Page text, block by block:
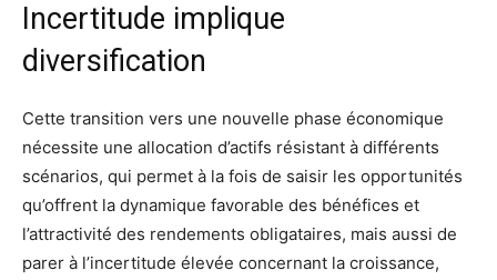
Incertitude implique
diversification
Cette transition vers une nouvelle phase économique
nécessite une allocation d’actifs résistant à différents
scénarios, qui permet à la fois de saisir les opportunités
qu’offrent la dynamique favorable des bénéfices et
l’attractivité des rendements obligataires, mais aussi de
parer à l’incertitude élevée concernant la croissance,